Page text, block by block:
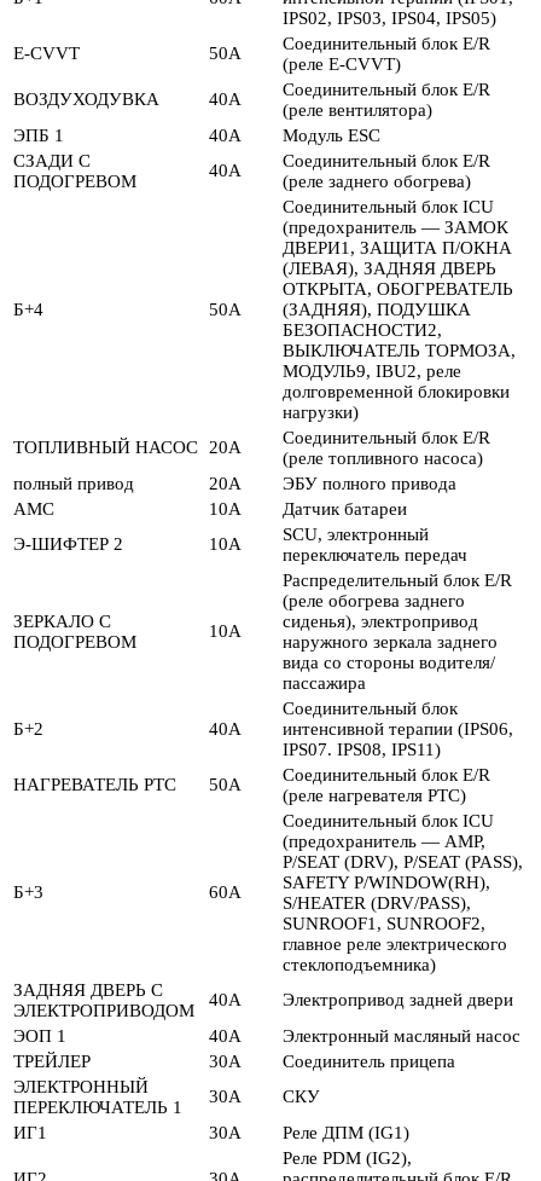
IPS02, IPS03, IPS04, IPS05)
E-CVVT
50А
Соединительный блок E/R
(реле E-CVVT)
ВОЗДУХОДУВКА
40А
Соединительный блок E/R
(реле вентилятора)
ЭПБ 1
40А
Модуль ESC
СЗАДИ С
ПОДОГРЕВОМ
40А
Соединительный блок E/R
(реле заднего обогрева)
Б+4 50А
Соединительный блок ICU
(предохранитель — ЗАМОК
ДВЕРИ1, ЗАЩИТА П/ОКНА
(ЛЕВАЯ), ЗАДНЯЯ ДВЕРЬ
ОТКРЫТА, ОБОГРЕВАТЕЛЬ
(ЗАДНЯЯ), ПОДУШКА
БЕЗОПАСНОСТИ2,
ВЫКЛЮЧАТЕЛЬ ТОРМОЗА,
МОДУЛЬ9, IBU2, реле
долговременной блокировки
нагрузки)
ТОПЛИВНЫЙ НАСОС
20А
Соединительный блок E/R
(реле топливного насоса)
полный привод
20А
ЭБУ полного привода
АМС
10А
Датчик батареи
Э-ШИФТЕР 2
10А
SCU, электронный
переключатель передач
ЗЕРКАЛО С
ПОДОГРЕВОМ
10А
Распределительный блок E/R
(реле обогрева заднего
сиденья), электропривод
наружного зеркала заднего
вида со стороны водителя/
пассажира
Б+2 40А
Соединительный блок
интенсивной терапии (IPS06,
IPS07. IPS08, IPS11)
НАГРЕВАТЕЛЬ PTC
50А
Соединительный блок E/R
(реле нагревателя PTC)
Б+3 60А
Соединительный блок ICU
(предохранитель — AMP,
P/SEAT (DRV), P/SEAT (PASS),
SAFETY P/WINDOW(RH),
S/HEATER (DRV/PASS),
SUNROOF1, SUNROOF2,
главное реле электрического
стеклоподъемника)
ЗАДНЯЯ ДВЕРЬ С
ЭЛЕКТРОПРИВОДОМ
40А
Электропривод задней двери
ЭОП 1
40А
Электронный масляный насос
ТРЕЙЛЕР
30А
Соединитель прицепа
ЭЛЕКТРОННЫЙ
ПЕРЕКЛЮЧАТЕЛЬ 1
30А
СКУ
ИГ1
30А Реле ДПМ (IG1)
Реле PDM (IG2),